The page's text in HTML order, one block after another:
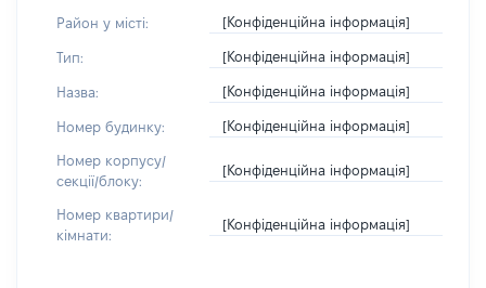
Район у місті: [Конфіденційна інформація]
Тип: [Конфіденційна інформація]
Назва: [Конфіденційна інформація]
Номер будинку: [Конфіденційна інформація]
Номер корпусу/
секції/блоку:
[Конфіденційна інформація]
Номер квартири/
кімнати:
[Конфіденційна інформація]